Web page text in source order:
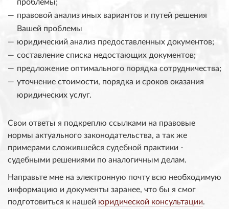
правовой анализ иных вариантов и путей решения
Вашей проблемы
юридический анализ предоставленных документов;
составление списка недостающих документов;
предложение оптимального порядка сотрудничества;
уточнение стоимости, порядка и сроков оказания
юридических услуг.
Свои ответы я подкреплю ссылками на правовые
нормы актуального законодательства, а так же
примерами сложившейся судебной практики -
судебными решениями по аналогичным делам.
Направьте мне на электронную почту всю необходимую
информацию и документы заранее, что бы я смог
подготовиться к нашей юридической консультации.